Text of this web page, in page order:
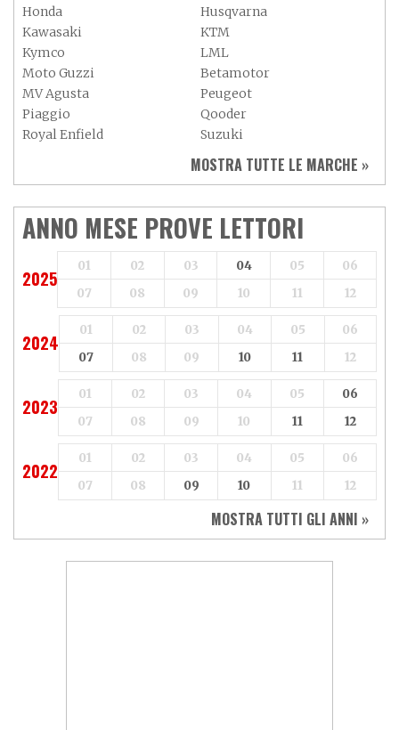
Honda
Husqvarna
Kawasaki
KTM
Kymco
LML
Moto Guzzi
Betamotor
MV Agusta
Peugeot
Piaggio
Qooder
Royal Enfield
Suzuki
Yamaha
Aeon
Aspes
Axy
Baotian
MOSTRA TUTTE LE MARCHE »
ANNO MESE PROVE LETTORI
2025
01 02 03 04 05
06
07
08 09 10 11 12
2024
01 02 03 04 05
06
07
08 09 10 11 12
2023
01 02 03 04 05
06
07
08 09 10 11 12
2022
01 02 03 04 05
06
07
08 09 10 11 12
MOSTRA TUTTI GLI ANNI »